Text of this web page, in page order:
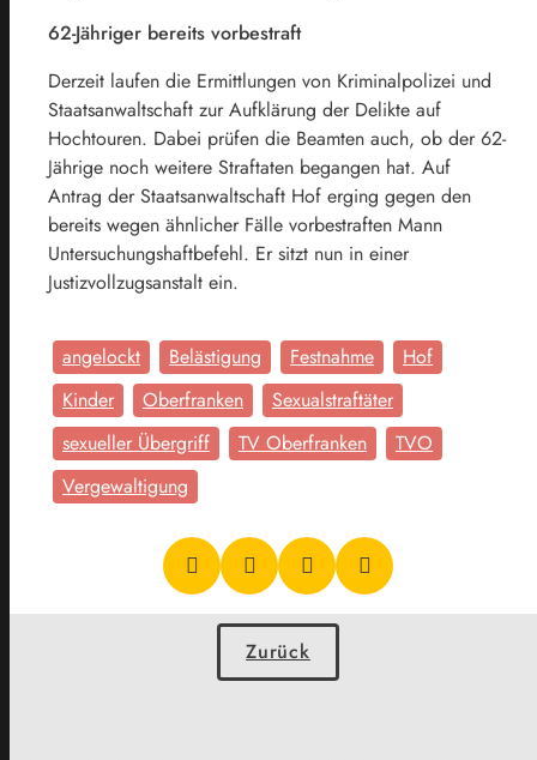
62-Jähriger bereits vorbestraft
Derzeit laufen die Ermittlungen von Kriminalpolizei und
Staatsanwaltschaft zur Aufklärung der Delikte auf
Hochtouren. Dabei prüfen die Beamten auch, ob der 62-
Jährige noch weitere Straftaten begangen hat. Auf
Antrag der Staatsanwaltschaft Hof erging gegen den
bereits wegen ähnlicher Fälle vorbestraften Mann
Untersuchungshaftbefehl. Er sitzt nun in einer
Justizvollzugsanstalt ein.
angelockt Belästigung Festnahme
Hof
Kinder
Oberfranken
Sexualstraftäter
sexueller Übergriff
TV Oberfranken
TVO
Vergewaltigung
Zurück